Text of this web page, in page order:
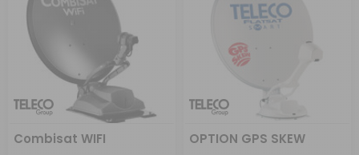
Combisat WIFI OPTION GPS SKEW